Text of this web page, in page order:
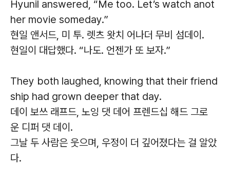
Hyunil answered, “Me too. Let’s watch anot
her movie someday.”
현일 앤서드, 미 투. 렛츠 왓치 어나더 무비 섬데이.
현일이 대답했다. “나도. 언젠가 또 보자.”
They both laughed, knowing that their friend
ship had grown deeper that day.
데이 보쓰 래프드, 노잉 댓 데어 프렌드십 해드 그로
운 디퍼 댓 데이.
그날 두 사람은 웃으며, 우정이 더 깊어졌다는 걸 알았
다.